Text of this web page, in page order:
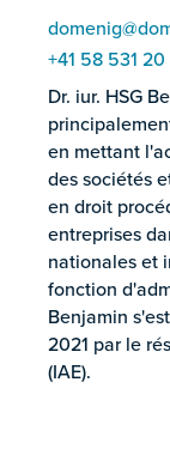
+41 58 531
Dr. iur. HSG
en mettant
des sociétés
en droit
entreprises
nationales et
fonction
Benjamin
2021 par le
(IAE).